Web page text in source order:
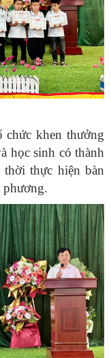
chức khen thưởng
học sinh có thành
thực hiện bàn
phương.